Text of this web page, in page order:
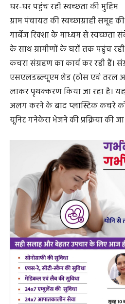
घर-घर पहुंच रही स्वच्छता की मुहिम
ग्राम पंचायत की स्वच्छाग्राही समूह
गार्बेज रिक्शा के माध्यम से स्वच्छता
के साथ ग्रामीणों के घरों तक पहुंच
कचरा संग्रहण का कार्य कर रही हैं।
एसएलडब्ल्यूएम शेड (ठोस एवं तरल
लाकर पृथक्करण किया जा रहा है।
अलग करने के बाद प्लास्टिक कचरे
यूनिट गनेकेरा भेजने की प्रक्रिया की जा